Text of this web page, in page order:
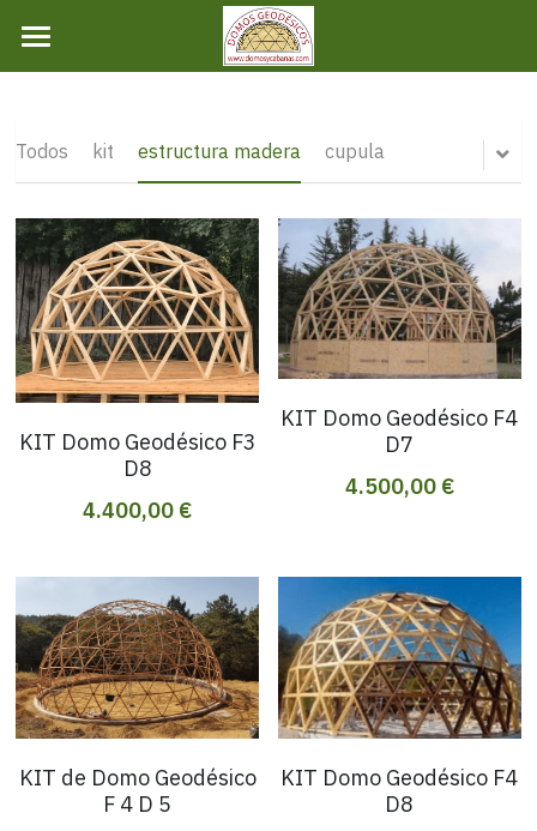
INICIO
DOMOS
KIT
CARACTERISTICAS
Caracteristicas
Español
Español
SOLICITAR PRESUPUESTO
Todos kit estructura madera cupula
KIT Domo Geodésico F3
D8
4.400,00 €
KIT Domo Geodésico F4
D7
4.500,00 €
KIT de Domo Geodésico
F 4 D 5
KIT Domo Geodésico F4
D8
CATEGORÍAS DE LA TIENDA
CATEGORÍAS DE BLOG